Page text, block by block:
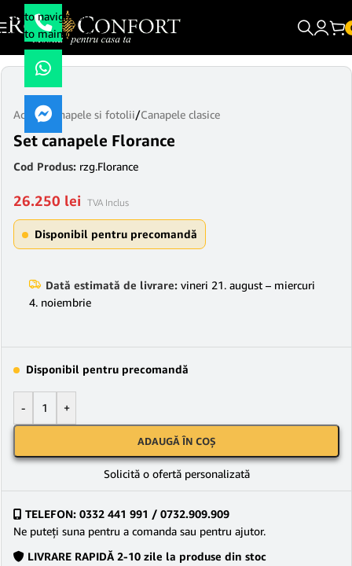
Skip to navigation
Skip to main content
Acasă/Canapele si fotolii/Canapele clasice
Set canapele Florance
Cod Produs: rzg.Florance
26.250 lei TVA Inclus
Disponibil pentru precomandă
Dată estimată de livrare: vineri 21. august – miercuri
4. noiembrie
Disponibil pentru precomandă
- +
ADAUGĂ ÎN COȘ
Solicită o ofertă personalizată
TELEFON: 0332 441 991 / 0732.909.909
Ne puteţi suna pentru a comanda sau pentru ajutor.
LIVRARE RAPIDĂ 2-10 zile la produse din stoc